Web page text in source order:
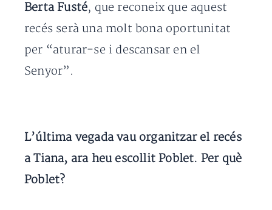
Berta Fusté, que reconeix que aquest
recés serà una molt bona oportunitat
per “aturar-se i descansar en el
Senyor”.
L’última vegada vau organitzar el recés
a Tiana, ara heu escollit Poblet. Per què
Poblet?